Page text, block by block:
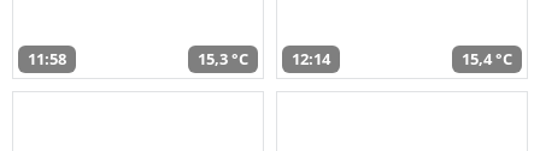
11:58 15,3 °C 12:14 15,4 °C